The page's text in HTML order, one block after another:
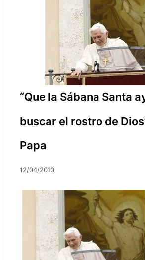
“Que la Sábana Santa
buscar el rostro de
Papa
12/04/2010